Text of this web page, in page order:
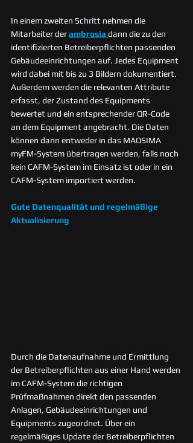
In einem zweiten Schritt nehmen die
Mitarbeiter der ambrosia dann die zu den
identifizierten Betreiberpflichten passenden
Gebäudeeinrichtungen auf. Jedes Equipment
wird dabei mit bis zu 3 Bildern dokumentiert.
Außerdem werden die relevanten Attribute
erfasst, der Zustand des Equipments
bewertet und ein entsprechender QR-Code
an dem Equipment angebracht. Die Daten
können dann entweder in das MAQSIMA
myFM-System übertragen werden, falls noch
kein CAFM-System im Einsatz ist oder in ein
CAFM-System importiert werden.
Gute Datenqualität und regelmäßige
Aktualisierung
Durch die Datenaufnahme und Ermittlung
der Betreiberpflichten aus einer Hand werden
im CAFM-System die richtigen
Prüfmaßnahmen direkt den passenden
Anlagen, Gebäudeeinrichtungen und
Equipments zugeordnet. Über ein
regelmäßiges Update der Betreiberpflichten